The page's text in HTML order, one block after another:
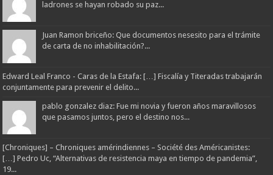
ladrones se hayan robado su paz...
Juan Ramon briceño: Que documentos nesesito para el trámite
de carta de no inhabilitación?...
Edward Leal Franco - Caras de la Estafa: […] Fiscalía y Titeradas trabajarán
conjuntamente para prevenir el delito...
pablo gonzalez diaz: Fue mi novia y fueron años maravillosos
que pasamos juntos, pero el destino nos...
[Chroniques] – Chroniques amérindiennes – Société des Américanistes:
[…] Pedro Uc, “Alternativas de resistencia maya en tiempo de pandemia”,
19...